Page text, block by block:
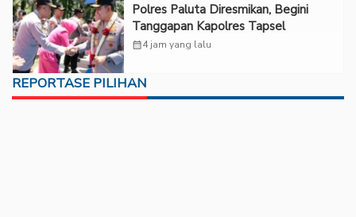
Polres Paluta Diresmikan, Begini
Tanggapan Kapolres Tapsel
calendar_month4 jam yang lalu
REPORTASE PILIHAN